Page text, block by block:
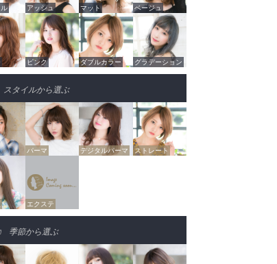
アッシュ マット ベージュ
ピンク ダブルカラー グラデーション
スタイルから選ぶ
パーマ デジタルパーマ ストレート
エクステ
季節から選ぶ